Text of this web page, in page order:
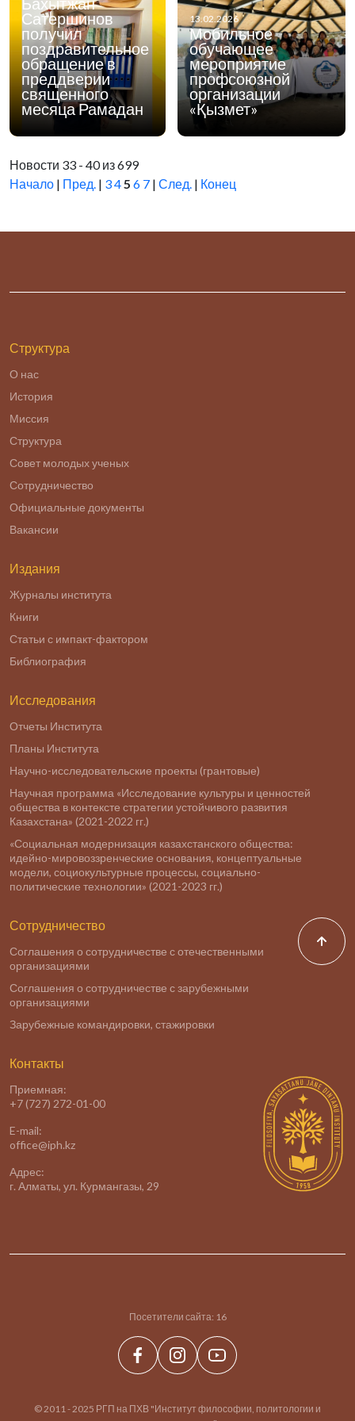
Сатершинов
получил
поздравительное
обращение в
преддверии
священного
месяца Рамадан
13.02.2026
Мобильное
обучающее
мероприятие
профсоюзной
организации
«Қызмет»
Новости 33 - 40 из 699
Начало | Пред. | 345 6 7 | След. | Конец
Структура
О нас
История
Миссия
Структура
Совет молодых ученых
Сотрудничество
Официальные документы
Вакансии
Издания
Журналы института
Книги
Статьи с импакт-фактором
Библиография
Исследования
Отчеты Института
Планы Института
Научно-исследовательские проекты (грантовые)
Научная программа «Исследование культуры и ценностей
общества в контексте стратегии устойчивого развития
Казахстана» (2021-2022 гг.)
«Социальная модернизация казахстанского общества:
идейно-мировоззренческие основания, концептуальные
модели, социокультурные процессы, социально-
политические технологии» (2021-2023 гг.)
Сотрудничество
Соглашения о сотрудничестве с отечественными
организациями
Соглашения о сотрудничестве с зарубежными
организациями
Зарубежные командировки, стажировки
Контакты
Приемная:
+7 (727) 272-01-00
E-mail:
office@iph.kz
Адрес:
г. Алматы, ул. Курмангазы, 29
Посетители сайта: 16
© 2011 - 2025 РГП на ПХВ "Институт философии, политологии и